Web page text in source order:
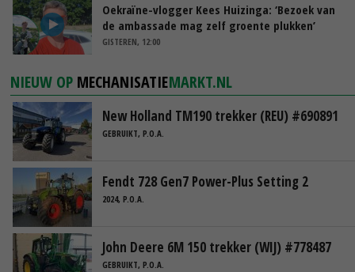
Oekraïne-vlogger Kees Huizinga: ‘Bezoek van
de ambassade mag zelf groente plukken’
GISTEREN, 12:00
NIEUW OP MECHANISATIEMARKT.NL
New Holland TM190 trekker (REU) #690891
GEBRUIKT, P.O.A.
Fendt 728 Gen7 Power-Plus Setting 2
2024, P.O.A.
John Deere 6M 150 trekker (WIJ) #778487
GEBRUIKT, P.O.A.